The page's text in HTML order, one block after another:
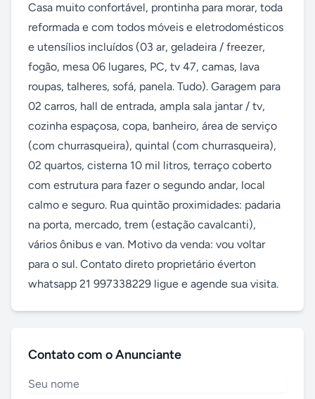
Casa muito confortável, prontinha para morar, toda
reformada e com todos móveis e eletrodomésticos
e utensílios incluídos (03 ar, geladeira / freezer,
fogão, mesa 06 lugares, PC, tv 47, camas, lava
roupas, talheres, sofá, panela. Tudo). Garagem para
02 carros, hall de entrada, ampla sala jantar / tv,
cozinha espaçosa, copa, banheiro, área de serviço
(com churrasqueira), quintal (com churrasqueira),
02 quartos, cisterna 10 mil litros, terraço coberto
com estrutura para fazer o segundo andar, local
calmo e seguro. Rua quintão proximidades: padaria
na porta, mercado, trem (estação cavalcanti),
vários ônibus e van. Motivo da venda: vou voltar
para o sul. Contato direto proprietário éverton
whatsapp 21 997338229 ligue e agende sua visita.
Contato com o Anunciante